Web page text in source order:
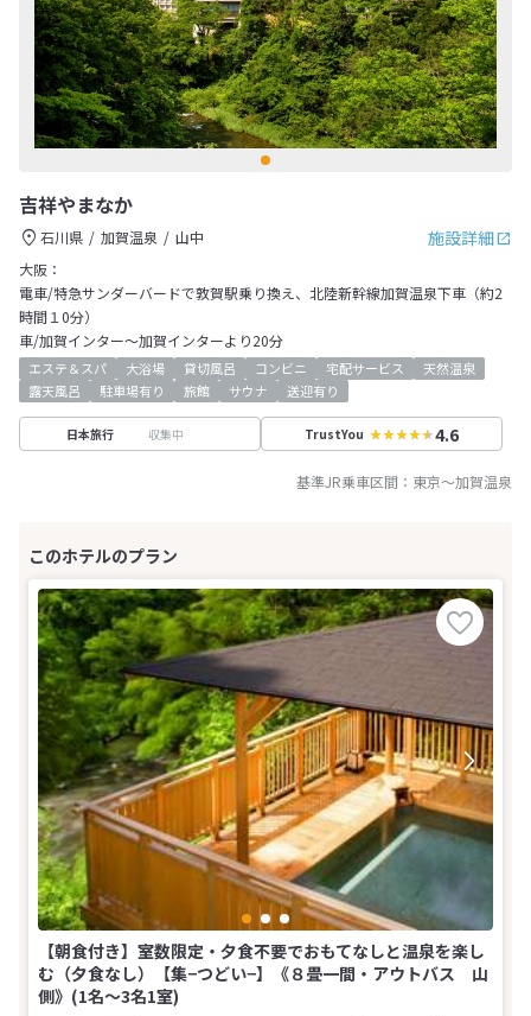
吉祥やまなか
施設詳細
石川県 加賀温泉
山中
大阪：
電車/特急サンダーバードで敦賀駅乗り換え、北陸新幹線加賀温泉下車（約2
時間１0分）
車/加賀インター～加賀インターより20分
エステ＆スパ 大浴場 貸切風呂 コンビニ 宅配サービス
天然温泉
露天風呂
駐車場有り 旅館 サウナ 送迎有り
日本旅行 収集中 TrustYou 4.6
基準JR乗車区間： 東京～加賀温泉
【朝食付き】室数限定・夕食不要でおもてなしと温泉を楽し
む（夕食なし）【集−つどい−】《８畳一間・アウトバス 山
側》(1名～3名1室)